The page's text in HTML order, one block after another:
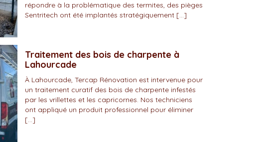
répondre à la problématique des termites, des pièges
Sentritech ont été implantés stratégiquement […]
Traitement des bois de charpente à
Lahourcade
À Lahourcade, Tercap Rénovation est intervenue pour
un traitement curatif des bois de charpente infestés
par les vrillettes et les capricornes. Nos techniciens
ont appliqué un produit professionnel pour éliminer
[…]